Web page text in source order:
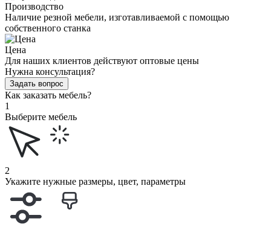
Производство
Наличие резной мебели, изготавливаемой с помощью
собственного станка
Цена
Для наших клиентов действуют оптовые цены
Нужна консультация?
Задать вопрос
Как заказать мебель?
1
Выберите мебель
2
Укажите нужные размеры, цвет, параметры